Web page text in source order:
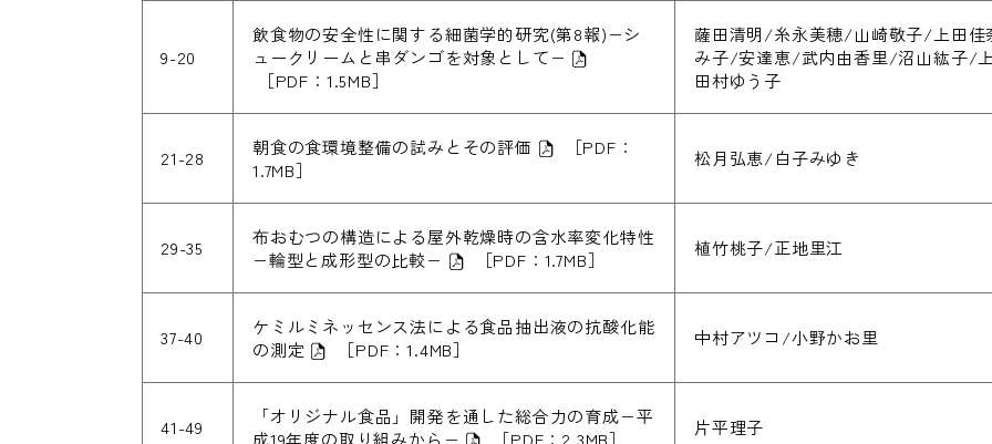
9-20
飲食物の安全性に関する細菌学的研究(第8報)−シ
ュークリームと串ダンゴを対象として−
［PDF：1.5MB］
薩田清明/糸永美穂/山崎敬子/上田
み子/安達恵/武内由香里/沼山紘子/
田村ゆう子
21-28 朝食の食環境整備の試みとその評価
［PDF：
1.7MB］
松月弘恵/白子みゆき
29-35
布おむつの構造による屋外乾燥時の含水率変化特性
−輪型と成形型の比較−
［PDF：1.7MB］
植竹桃子/正地里江
37-40
ケミルミネッセンス法による食品抽出液の抗酸化能
の測定
［PDF：1.4MB］
中村アツコ/小野かお里
41-49
「オリジナル食品」開発を通した総合力の育成−平
成19年度の取り組みから−
［PDF：2.3MB］
片平理子